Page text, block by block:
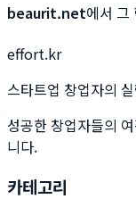
beaurit.net에서 그
effort.kr
스타트업 창업자의
성공한 창업자들의
니다.
카테고리